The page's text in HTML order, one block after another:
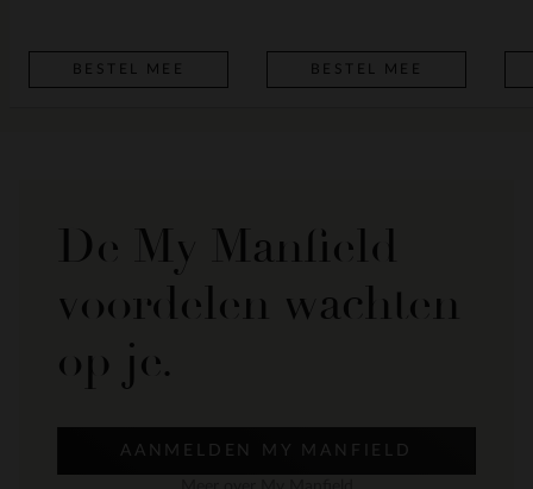
BESTEL MEE BESTEL MEE
De My Manfield
voordelen wachten
op je.
AANMELDEN MY MANFIELD